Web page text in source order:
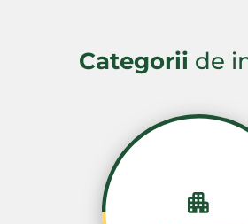
Categorii de